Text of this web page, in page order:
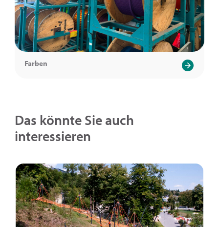
Farben
Das könnte Sie auch
interessieren